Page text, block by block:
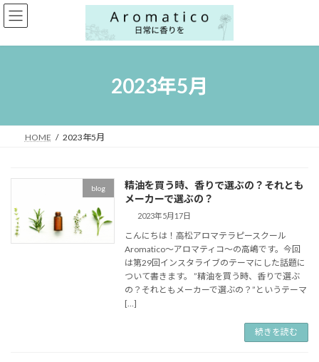
コ
ン
ン
ナ
ビ
ー
2023年5月
HOME 2023年5月
blog
精油を買う時、香りで選ぶの？それとも
メーカーで選ぶの？
2023年5月17日
こんにちは！高松アロマテラピースクール
Aromatico～アロマティコ～の高嶋です。今回
は第29回インスタライブのテーマにした話題に
ついて書きます。 ”精油を買う時、香りで選ぶ
の？それともメーカーで選ぶの？”というテーマ
[…]
続きを読む